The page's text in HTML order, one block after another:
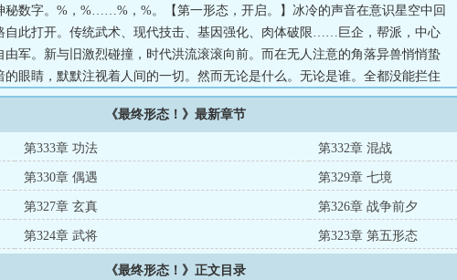
秘数字。%，%……%，%。【第一形态，开启。】冰冷的声音在意识星空中回
自此打开。传统武术、现代技击、基因强化、肉体破限……巨企，帮派，中心
由军。新与旧激烈碰撞，时代洪流滚滚向前。而在无人注意的角落异兽悄悄蛰
的眼睛，默默注视着人间的一切。然而无论是什么。无论是谁。全都没能拦住
二形态，第三形态，第四形态……陈冲无法阻挡，陈冲不断强大。他对这个世
发生变化。终于，当陈冲立在中心城最高的建筑之顶，世间一切都已在他脚
息震动天地的身影，陈冲身后也有可怖的影子缓缓蒸腾，仿佛要吞噬整个世
最终形态！”...
《最终形态！》最新章节
第333章 功法 第332章 混战
第330章 偶遇 第329章 七境
第327章 玄真 第326章 战争前夕
第324章 武将 第323章 第五形态
《最终形态！》正文目录